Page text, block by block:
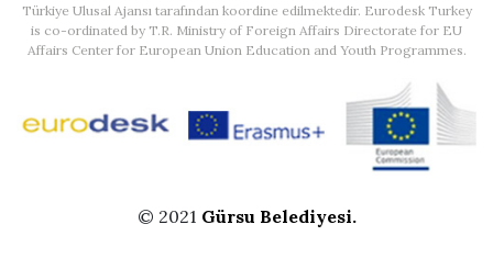
Türkiye Ulusal Ajansı tarafından koordine edilmektedir. Eurodesk Turkey
is co-ordinated by T.R. Ministry of Foreign Affairs Directorate for EU
Affairs Center for European Union Education and Youth Programmes.
© 2021 Gürsu Belediyesi.